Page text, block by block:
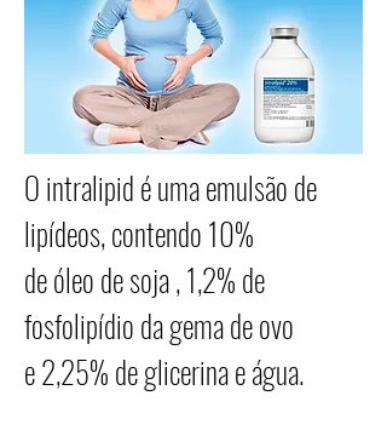
O intralipid é uma emulsão de
lipídeos, contendo 10%
de óleo de soja , 1,2% de
fosfolipídio da gema de ovo
e 2,25% de glicerina e água.